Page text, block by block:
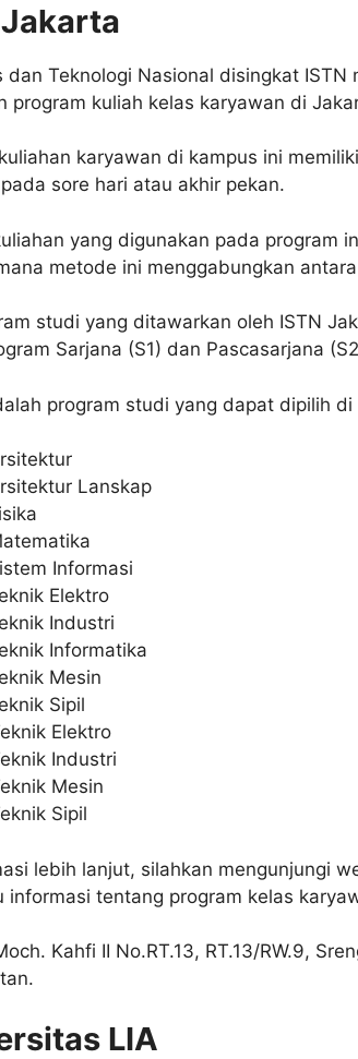
Jakarta
dan Teknologi Nasional disingkat
program kuliah kelas karyawan di
karyawan di kampus ini
sore hari atau akhir pekan.
yang digunakan pada program
metode ini menggabungkan
studi yang ditawarkan oleh ISTN
Sarjana (S1) dan Pascasarjana
program studi yang dapat dipilih
Lanskap
Informasi
Elektro
Industri
Informatika
Mesin
Sipil
Elektro
Industri
Mesin
Sipil
lebih lanjut, silahkan mengunjungi
informasi tentang program kelas
Kahfi II No.RT.13, RT.13/RW.9,
LIA